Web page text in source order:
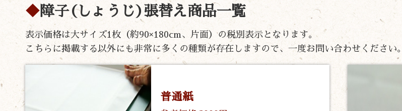
障子(しょうじ)張替え商品一覧
表示価格は大サイズ1枚（約90×180cm、片面）の税別表示となります。
こちらに掲載する以外にも非常に多くの種類が存在しますので、一度お問い合わせください。
普通紙